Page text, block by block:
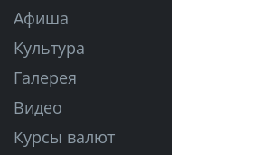
Афиша
Культура
Галерея
Видео
Курсы валют